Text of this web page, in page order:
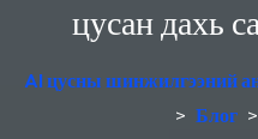
цусан дахь
AI цусны шинжилгээний
> Блог >